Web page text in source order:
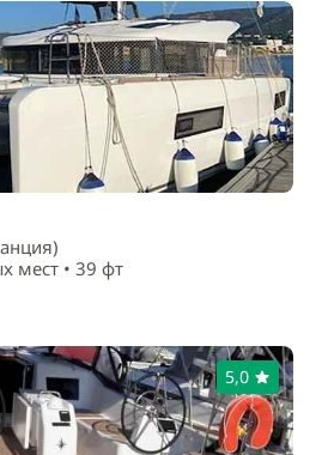
мест • 39 фт
5,0